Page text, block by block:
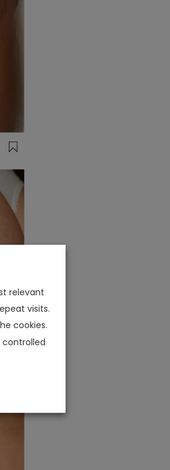
relevant
visits.
cookies.
controlled